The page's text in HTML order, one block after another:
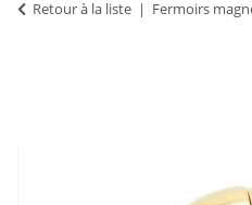
Retour à la liste Fermoirs